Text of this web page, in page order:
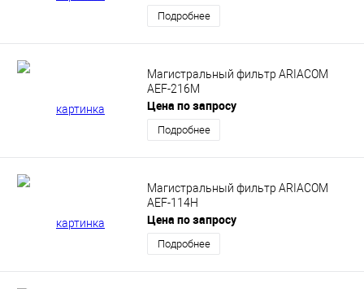
Подробнее
Магистральный фильтр ARIACOM
AEF-216M
Цена по запросу
Подробнее
Магистральный фильтр ARIACOM
AEF-114H
Цена по запросу
Подробнее